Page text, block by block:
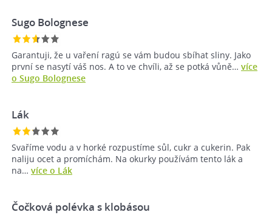
Sugo Bolognese
Garantuji, že u vaření ragú se vám budou sbíhat sliny. Jako
první se nasytí váš nos. A to ve chvíli, až se potká vůně… více
o Sugo Bolognese
Lák
Svaříme vodu a v horké rozpustíme sůl, cukr a cukerin. Pak
naliju ocet a promíchám. Na okurky používám tento lák a
na… více o Lák
Čočková polévka s klobásou